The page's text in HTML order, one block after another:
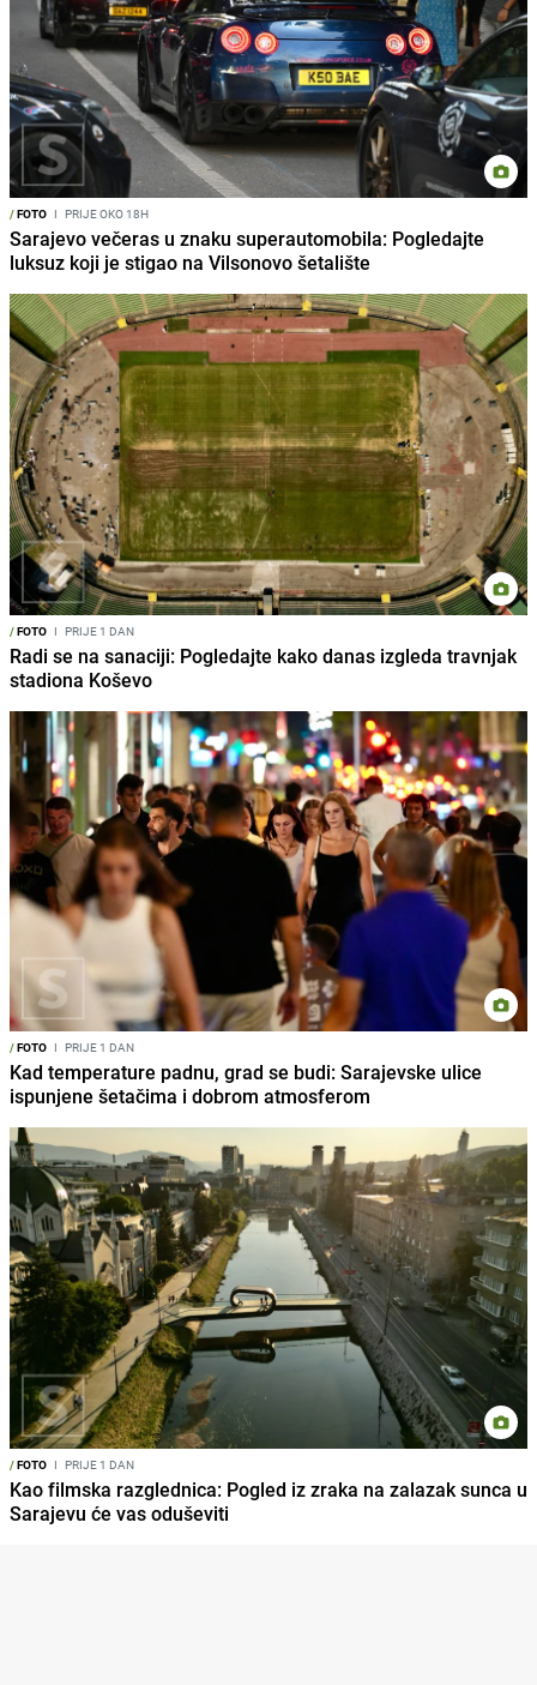
/FOTO I PRIJE OKO 18H
Sarajevo večeras u znaku superautomobila: Pogledajte
luksuz koji je stigao na Vilsonovo šetalište
/FOTO I PRIJE 1 DAN
Radi se na sanaciji: Pogledajte kako danas izgleda travnjak
stadiona Koševo
/FOTO I PRIJE 1 DAN
Kad temperature padnu, grad se budi: Sarajevske ulice
ispunjene šetačima i dobrom atmosferom
/FOTO I PRIJE 1 DAN
Kao filmska razglednica: Pogled iz zraka na zalazak sunca u
Sarajevu će vas oduševiti